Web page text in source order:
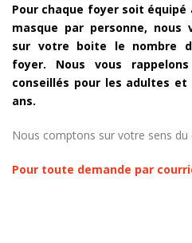
Pour chaque foyer soit équipé
masque par personne, nous
sur votre boite le nombre
foyer. Nous vous
conseillés pour les adultes
ans.
Nous comptons sur votre sens du
Pour toute demande par